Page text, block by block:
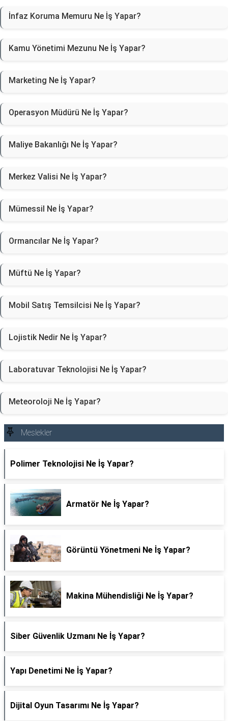
İnfaz Koruma Memuru Ne İş Yapar?
Kamu Yönetimi Mezunu Ne İş Yapar?
Marketing Ne İş Yapar?
Operasyon Müdürü Ne İş Yapar?
Maliye Bakanlığı Ne İş Yapar?
Merkez Valisi Ne İş Yapar?
Mümessil Ne İş Yapar?
Ormancılar Ne İş Yapar?
Müftü Ne İş Yapar?
Mobil Satış Temsilcisi Ne İş Yapar?
Lojistik Nedir Ne İş Yapar?
Laboratuvar Teknolojisi Ne İş Yapar?
Meteoroloji Ne İş Yapar?
Meslekler
Polimer Teknolojisi Ne İş Yapar?
Armatör Ne İş Yapar?
Görüntü Yönetmeni Ne İş Yapar?
Makina Mühendisliği Ne İş Yapar?
Siber Güvenlik Uzmanı Ne İş Yapar?
Yapı Denetimi Ne İş Yapar?
Dijital Oyun Tasarımı Ne İş Yapar?